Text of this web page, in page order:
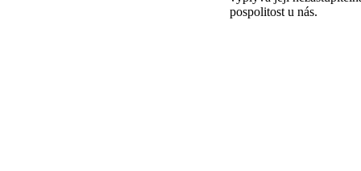
pospolitost u nás.